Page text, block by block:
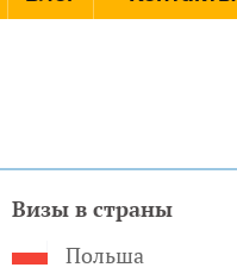
Визы в страны
Польша